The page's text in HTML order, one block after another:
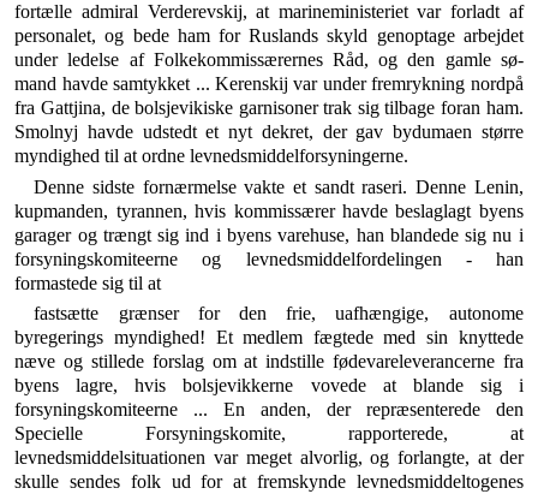
fortælle admiral Verderevskij, at marineministeriet var forladt af
personalet, og bede ham for Ruslands skyld genoptage arbejdet
under le­delse af Folkekommissærernes Råd, og den gamle sø-
mand havde samtykket ... Kerenskij var under frem­rykning nordpå
fra Gattjina, de bolsjevikiske garnisoner trak sig tilbage foran ham.
Smolnyj havde udstedt et nyt dekret, der gav bydumaen større
myndighed til at ordne levnedsmiddelforsyningerne.
Denne sidste fornærmelse vakte et sandt raseri. Denne Lenin,
kupmanden, tyrannen, hvis kommissærer havde beslaglagt byens
garager og trængt sig ind i byens va­rehuse, han blandede sig nu i
forsyningskomiteerne og levnedsmiddelfordelingen - han
formastede sig til at
fastsætte grænser for den frie, uafhængige, autonome
byregerings myndighed! Et medlem fægtede med sin knyttede
næve og stillede forslag om at indstille føde­vareleverancerne fra
byens lagre, hvis bolsjevikkerne vovede at blande sig i
forsyningskomiteerne ... En anden, der repræsenterede den
Specielle Forsyningskomite, rapporterede, at
levnedsmiddelsituationen var meget al­vorlig, og forlangte, at der
skulle sendes folk ud for at fremskynde levnedsmiddeltogenes